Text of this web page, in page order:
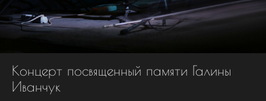
Концерт посвященный памяти Галины
Иванчук